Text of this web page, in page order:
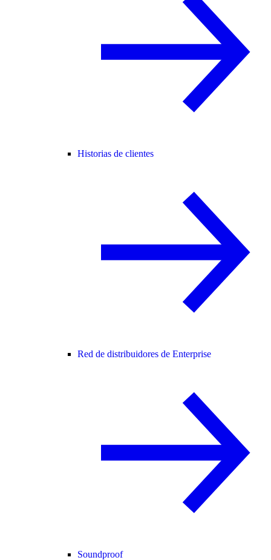
Historias de clientes
Red de distribuidores de Enterprise
Soundproof